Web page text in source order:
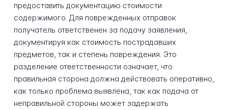
предоставить документацию стоимости
содержимого. Для поврежденных отправок
получатель ответственен за подачу заявления,
документируя как стоимость пострадавших
предметов, так и степень повреждения. Это
разделение ответственности означает, что
правильная сторона должна действовать оперативно,
как только проблема выявлена, так как подача от
неправильной стороны может задержать